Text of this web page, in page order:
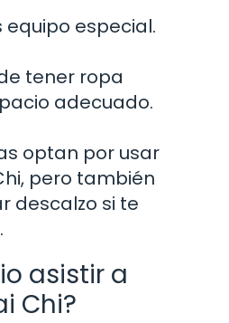
equipo especial.
tener ropa
adecuado.
optan por usar
pero también
descalzo si te
asistir a
Chi?